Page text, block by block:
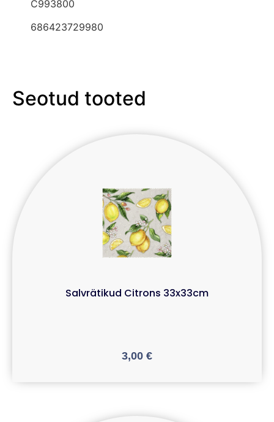
C993800
686423729980
Seotud tooted
Salvrätikud Citrons 33x33cm
3,00 €